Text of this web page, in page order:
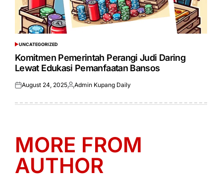
POSTED
IN
UNCATEGORIZED
Komitmen Pemerintah Perangi Judi Daring
Lewat Edukasi Pemanfaatan Bansos
Posted
August 24, 2025Posted
Admin Kupang Daily
MORE FROM
AUTHOR